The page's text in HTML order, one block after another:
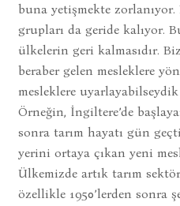
buna yetişmekte zorlanıyor.
grupları da geride kalıyor.
ülkelerin geri kalmasıdır.
beraber gelen mesleklere
mesleklere
Örneğin, İngiltere’de
sonra tarım hayatı gün
yerini ortaya çıkan yeni
Ülkemizde artık tarım
özellikle 1950’lerden sonra